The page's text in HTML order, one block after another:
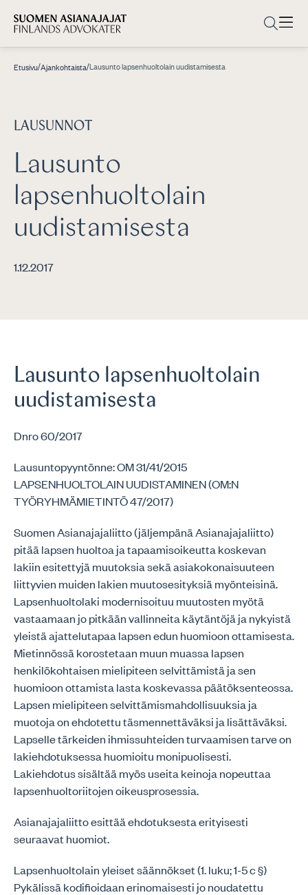
Etusivu/Ajankohtaista/Lausunto lapsenhuoltolain uudistamisesta
LAUSUNNOT
Lausunto
lapsenhuoltolain
uudistamisesta
1.12.2017
Lausunto lapsenhuoltolain
uudistamisesta
Dnro 60/2017
Lausuntopyyntönne: OM 31/41/2015
LAPSENHUOLTOLAIN UUDISTAMINEN (OM:N
TYÖRYHMÄMIETINTÖ 47/2017)
Suomen Asianajajaliitto (jäljempänä Asianajajaliitto)
pitää lapsen huoltoa ja tapaamisoikeutta koskevan
lakiin esitettyjä muutoksia sekä asiakokonaisuuteen
liittyvien muiden lakien muutosesityksiä myönteisinä.
Lapsenhuoltolaki modernisoituu muutosten myötä
vastaamaan jo pitkään vallinneita käytäntöjä ja nykyistä
yleistä ajattelutapaa lapsen edun huomioon ottamisesta.
Mietinnössä korostetaan muun muassa lapsen
henkilökohtaisen mielipiteen selvittämistä ja sen
huomioon ottamista lasta koskevassa päätöksenteossa.
Lapsen mielipiteen selvittämismahdollisuuksia ja
muotoja on ehdotettu täsmennettäväksi ja lisättäväksi.
Lapselle tärkeiden ihmissuhteiden turvaamisen tarve on
lakiehdotuksessa huomioitu monipuolisesti.
Lakiehdotus sisältää myös useita keinoja nopeuttaa
lapsenhuoltoriitojen oikeusprosessia.
Asianajajaliitto esittää ehdotuksesta erityisesti
seuraavat huomiot.
Lapsenhuoltolain yleiset säännökset (1. luku; 1-5 c §)
Pykälissä kodifioidaan erinomaisesti jo noudatettu